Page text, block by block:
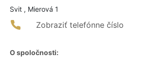
Svit , Mierová 1
Zobraziť telefónne číslo
O spoločnosti: